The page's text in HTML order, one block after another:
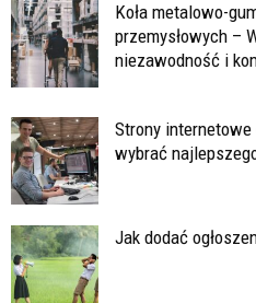
Koła metalowo-
przemysłowych –
niezawodność i
Strony
wybrać
Jak dodać